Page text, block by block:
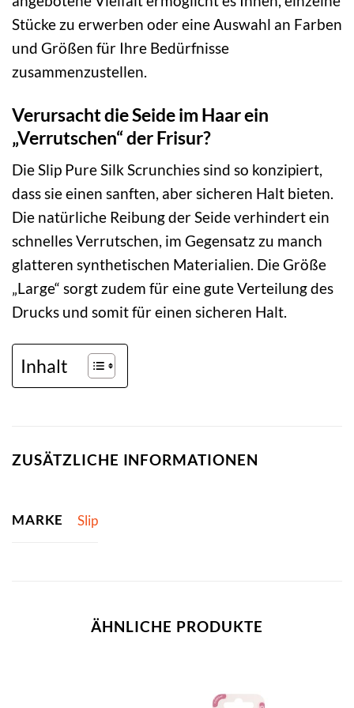
Stücke zu erwerben oder eine Auswahl an Farben
und Größen für Ihre Bedürfnisse
zusammenzustellen.
Verursacht die Seide im Haar ein
„Verrutschen“ der Frisur?
Die Slip Pure Silk Scrunchies sind so konzipiert,
dass sie einen sanften, aber sicheren Halt bieten.
Die natürliche Reibung der Seide verhindert ein
schnelles Verrutschen, im Gegensatz zu manch
glatteren synthetischen Materialien. Die Größe
„Large“ sorgt zudem für eine gute Verteilung des
Drucks und somit für einen sicheren Halt.
Inhalt
ZUSÄTZLICHE INFORMATIONEN
MARKE Slip
ÄHNLICHE PRODUKTE